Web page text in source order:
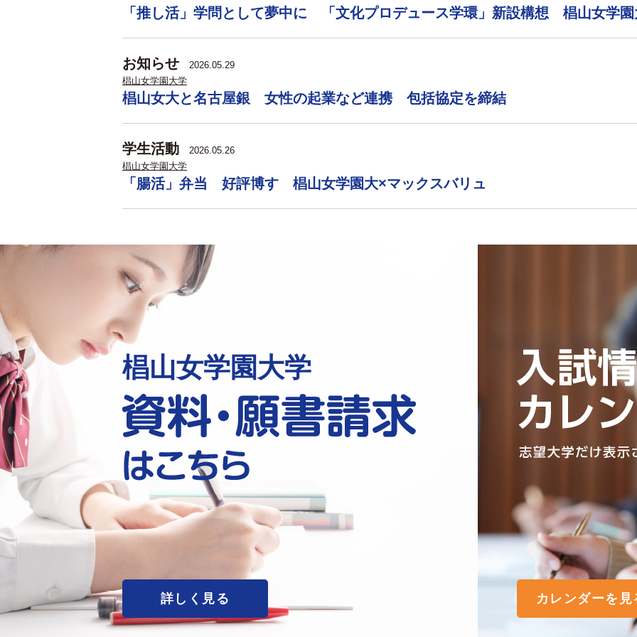
「推し活」学問として夢中に 「文化プロデュース学環」新設構想 椙山女学園
お知らせ
2026.05.29
椙山女学園大学
椙山女大と名古屋銀 女性の起業など連携 包括協定を締結
学生活動
2026.05.26
椙山女学園大学
「腸活」弁当 好評博す 椙山女学園大×マックスバリュ
椙山女学園大学
詳しく見る カレンダーを見